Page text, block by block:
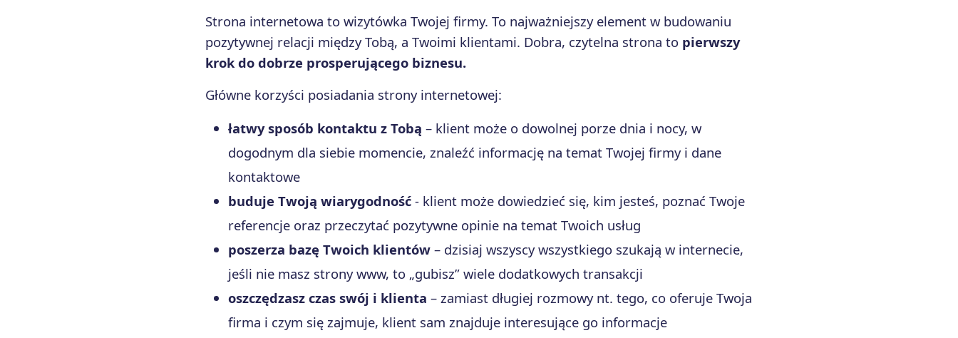
Strona internetowa to wizytówka Twojej firmy. To najważniejszy element w budowaniu
pozytywnej relacji między Tobą, a Twoimi klientami. Dobra, czytelna strona to pierwszy
krok do dobrze prosperującego biznesu.
Główne korzyści posiadania strony internetowej:
łatwy sposób kontaktu z Tobą – klient może o dowolnej porze dnia i nocy, w
dogodnym dla siebie momencie, znaleźć informację na temat Twojej firmy i dane
kontaktowe
buduje Twoją wiarygodność - klient może dowiedzieć się, kim jesteś, poznać Twoje
referencje oraz przeczytać pozytywne opinie na temat Twoich usług
poszerza bazę Twoich klientów – dzisiaj wszyscy wszystkiego szukają w internecie,
jeśli nie masz strony www, to „gubisz” wiele dodatkowych transakcji
oszczędzasz czas swój i klienta – zamiast długiej rozmowy nt. tego, co oferuje Twoja
firma i czym się zajmuje, klient sam znajduje interesujące go informacje